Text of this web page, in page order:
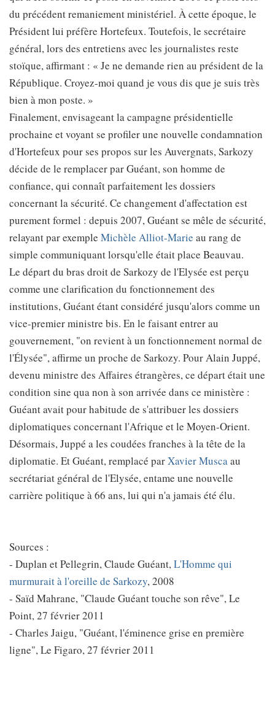
du précédent remaniement ministériel. À cette époque, le
Président lui préfère Hortefeux. Toutefois, le secrétaire
général, lors des entretiens avec les journalistes reste
stoïque, affirmant : « Je ne demande rien au président de la
République. Croyez-moi quand je vous dis que je suis très
bien à mon poste. »
Finalement, envisageant la campagne présidentielle
prochaine et voyant se profiler une nouvelle condamnation
d'Hortefeux pour ses propos sur les Auvergnats, Sarkozy
décide de le remplacer par Guéant, son homme de
confiance, qui connaît parfaitement les dossiers
concernant la sécurité. Ce changement d'affectation est
purement formel : depuis 2007, Guéant se mêle de sécurité,
relayant par exemple Michèle Alliot-Marie au rang de
simple communiquant lorsqu'elle était place Beauvau.
Le départ du bras droit de Sarkozy de l'Elysée est perçu
comme une clarification du fonctionnement des
institutions, Guéant étant considéré jusqu'alors comme un
vice-premier ministre bis. En le faisant entrer au
gouvernement, "on revient à un fonctionnement normal de
l'Élysée", affirme un proche de Sarkozy. Pour Alain Juppé,
devenu ministre des Affaires étrangères, ce départ était une
condition sine qua non à son arrivée dans ce ministère :
Guéant avait pour habitude de s'attribuer les dossiers
diplomatiques concernant l'Afrique et le Moyen-Orient.
Désormais, Juppé a les coudées franches à la tête de la
diplomatie. Et Guéant, remplacé parXavier Muscaau
secrétariat général de l'Elysée, entame une nouvelle
carrière politique à 66 ans, lui qui n'a jamais été élu.
Sources :
- Duplan et Pellegrin, Claude Guéant,L'Homme qui
murmurait à l'oreille de Sarkozy, 2008
- Saïd Mahrane, "Claude Guéant touche son rêve", Le
Point, 27 février 2011
- Charles Jaigu, "Guéant, l'éminence grise en première
ligne", Le Figaro, 27 février 2011